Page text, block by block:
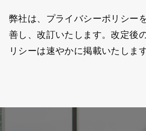
弊社は、プライバシーポリシー
善し、改訂いたします。改定後
リシーは速やかに掲載いたします